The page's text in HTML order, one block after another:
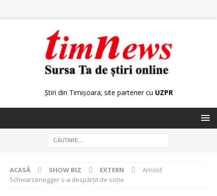
Știri din Timișoara; site partener cu UZPR
ACASĂ SHOW BIZ EXTERN
Arnold
Schwarzenegger s-a despărţit de soţie